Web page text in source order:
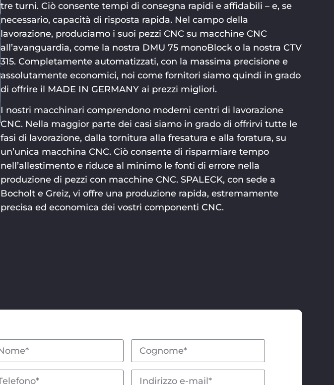
tre turni. Ciò consente tempi di consegna rapidi e affidabili – e, se
necessario, capacità di risposta rapida. Nel campo della
lavorazione, produciamo i suoi pezzi CNC su macchine CNC
all’avanguardia, come la nostra DMU 75 monoBlock o la nostra CTV
315. Completamente automatizzati, con la massima precisione e
assolutamente economici, noi come fornitori siamo quindi in grado
di offrire il MADE IN GERMANY ai prezzi migliori.
I nostri macchinari comprendono moderni centri di lavorazione
CNC. Nella maggior parte dei casi siamo in grado di offrirvi tutte le
fasi di lavorazione, dalla tornitura alla fresatura e alla foratura, su
un’unica macchina CNC. Ciò consente di risparmiare tempo
nell’allestimento e riduce al minimo le fonti di errore nella
produzione di pezzi con macchine CNC. SPALECK, con sede a
Bocholt e Greiz, vi offre una produzione rapida, estremamente
precisa ed economica dei vostri componenti CNC.